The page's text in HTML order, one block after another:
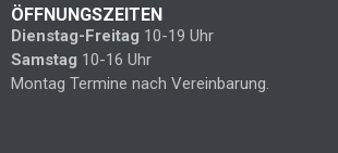
ÖFFNUNGSZEITEN
Dienstag-Freitag 10-19 Uhr
Samstag 10-16 Uhr
Montag Termine nach Vereinbarung.